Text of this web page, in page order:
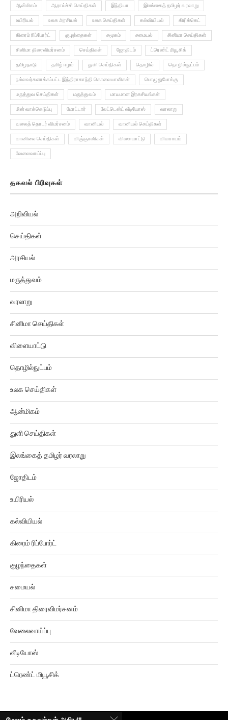
உயிரியல் உலக அரசியல் உலக செய்திகள் கல்வியியல் கிரிக்கெட்
கிரைம் ரிப்போர்ட் குழந்தைகள் சமூகம் சமையல் சினிமா செய்திகள்
சினிமா திரைவிமர்சனம் செய்திகள் ஜோதிடம் ட்ரெண்ட் மியூசிக்
தமிழநாடு தமிழ் ஈழம் துளி செய்திகள் தொழில் தொழில்நுட்பம்
நல்லவர்களாக்கப்பட்ட இந்திராகாந்தி கொலையாளிகள் பொழுதுபோக்கு
மருத்துவ செய்திகள் மருத்துவம் மாயமான இரகசியங்கள்
மின் வாக்கெடுப்பு மோட்டார் லேட்டெஸ்ட் வீடியோஸ் வரலாறு
வலைத் தொடர் விமர்சனம் வானியல் வானியல் செய்திகள்
வானிலை செய்திகள் விஞ்ஞானிகள் விளையாட்டு விவசாயம்
வேலைவாய்ப்பு
தகவல் பிரிவுகள்
அறிவியல்
செய்திகள்
அரசியல்
மருத்துவம்
சினிமா செய்திகள்
விளையாட்டு
தொழில்நுட்பம்
உலக செய்திகள்
ஆன்மிகம்
துளி செய்திகள்
இலங்கைத் தமிழர் வரலாறு
ஜோதிடம்
உயிரியல்
கல்வியியல்
கிரைம் ரிப்போர்ட்
குழந்தைகள்
சமையல்
சினிமா திரைவிமர்சனம்
வேலைவாய்ப்பு
வீடியோஸ்
ட்ரெண்ட் மியூசிக்